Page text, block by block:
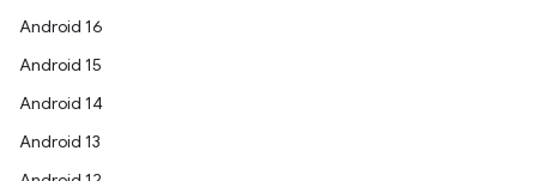
Android 16
Android 15
Android 14
Android 13